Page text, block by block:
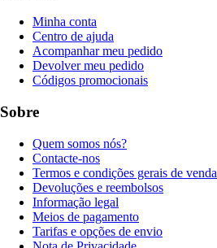
Minha conta
Centro de ajuda
Acompanhar meu pedido
Devolver meu pedido
Códigos promocionais
Sobre
Quem somos nós?
Contacte-nos
Termos e condições gerais de venda
Devoluções e reembolsos
Informação legal
Meios de pagamento
Tarifas e opções de envio